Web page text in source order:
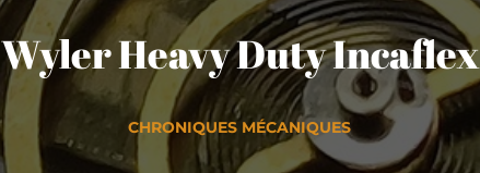
Wyler Heavy Duty Incaflex
CHRONIQUES MÉCANIQUES